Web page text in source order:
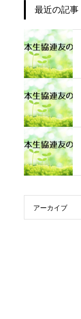
最近の記事
アーカイブ